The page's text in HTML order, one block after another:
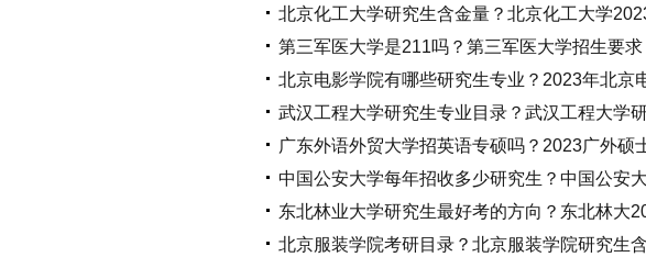
北京化工大学研究生含金量？北京化工大学
第三军医大学是211吗？第三军医大学招生要求
北京电影学院有哪些研究生专业？2023年北京
武汉工程大学研究生专业目录？武汉工程大学
广东外语外贸大学招英语专硕吗？2023广外硕
中国公安大学每年招收多少研究生？中国公安
东北林业大学研究生最好考的方向？东北林大
北京服装学院考研目录？北京服装学院研究生